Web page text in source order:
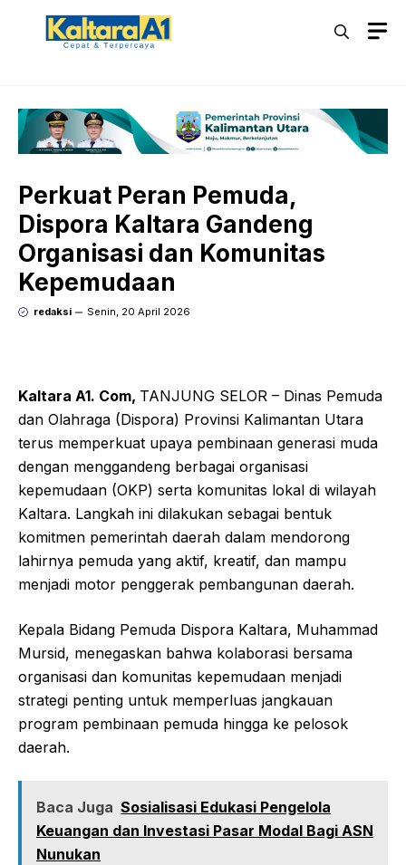
Langsung
Perkuat Peran Pemuda,
Dispora Kaltara Gandeng
Organisasi dan Komunitas
Kepemudaan
redaksi Senin, 20 April 2026
Kaltara A1. Com, TANJUNG SELOR – Dinas Pemuda
dan Olahraga (Dispora) Provinsi Kalimantan Utara
terus memperkuat upaya pembinaan generasi muda
dengan menggandeng berbagai organisasi
kepemudaan (OKP) serta komunitas lokal di wilayah
Kaltara. Langkah ini dilakukan sebagai bentuk
komitmen pemerintah daerah dalam mendorong
lahirnya pemuda yang aktif, kreatif, dan mampu
menjadi motor penggerak pembangunan daerah.
Kepala Bidang Pemuda Dispora Kaltara, Muhammad
Mursid, menegaskan bahwa kolaborasi bersama
organisasi dan komunitas kepemudaan menjadi
strategi penting untuk memperluas jangkauan
program pembinaan pemuda hingga ke pelosok
daerah.
Baca Juga Sosialisasi Edukasi Pengelola
Keuangan dan Investasi Pasar Modal Bagi ASN
Nunukan